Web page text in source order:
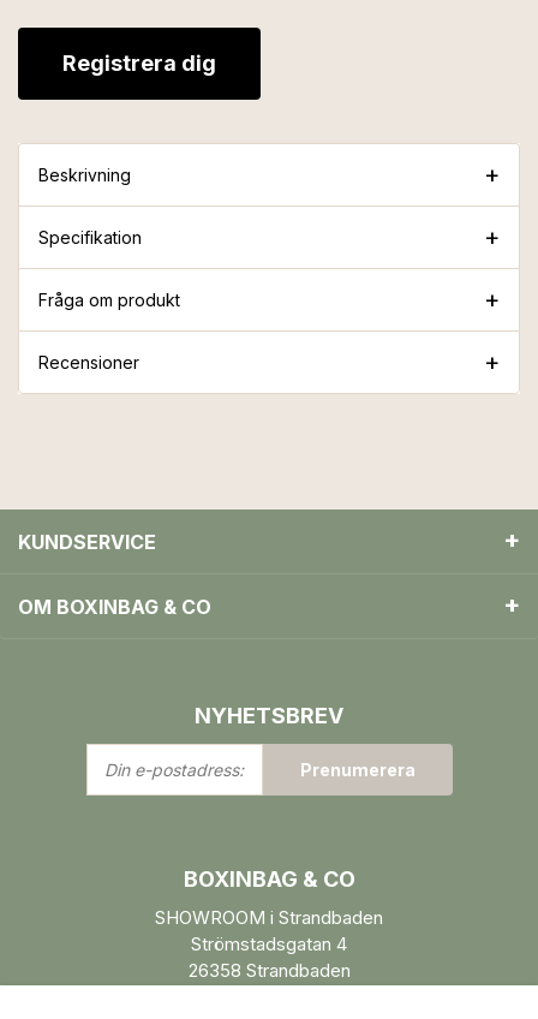
Registrera dig
Beskrivning
Specifikation
Fråga om produkt
Recensioner
KUNDSERVICE
OM BOXINBAG & CO
NYHETSBREV
Din
e-
Prenumerera
BOXINBAG & CO
SHOWROOM i Strandbaden
Strömstadsgatan 4
26358 Strandbaden